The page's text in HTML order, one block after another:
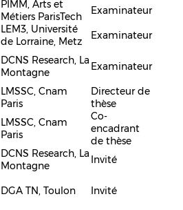
PIMM, Arts et
Métiers ParisTech
Examinateur
LEM3, Université
de Lorraine, Metz
Examinateur
DCNS Research, La
Montagne
Examinateur
LMSSC, Cnam
Paris
Directeur de
thèse
LMSSC, Cnam
Paris
Co-
encadrant
de thèse
DCNS Research, La
Montagne
Invité
DGA TN, Toulon Invité